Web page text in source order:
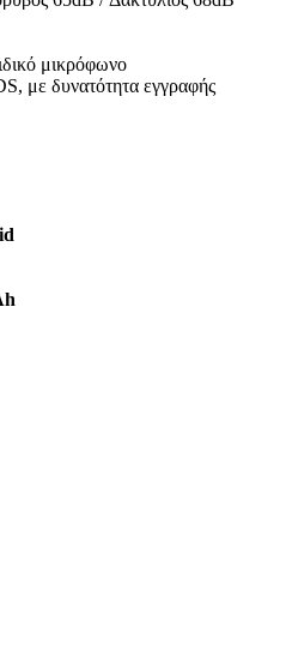
μικρόφωνο
με δυνατότητα εγγραφής